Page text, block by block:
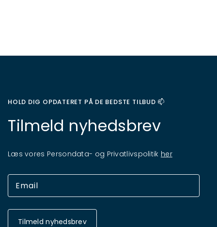
HOLD DIG OPDATERET PÅ DE BEDSTE TILBUD 📫
Tilmeld nyhedsbrev
Læs vores Persondata- og Privatlivspolitik her
Tilmeld nyhedsbrev